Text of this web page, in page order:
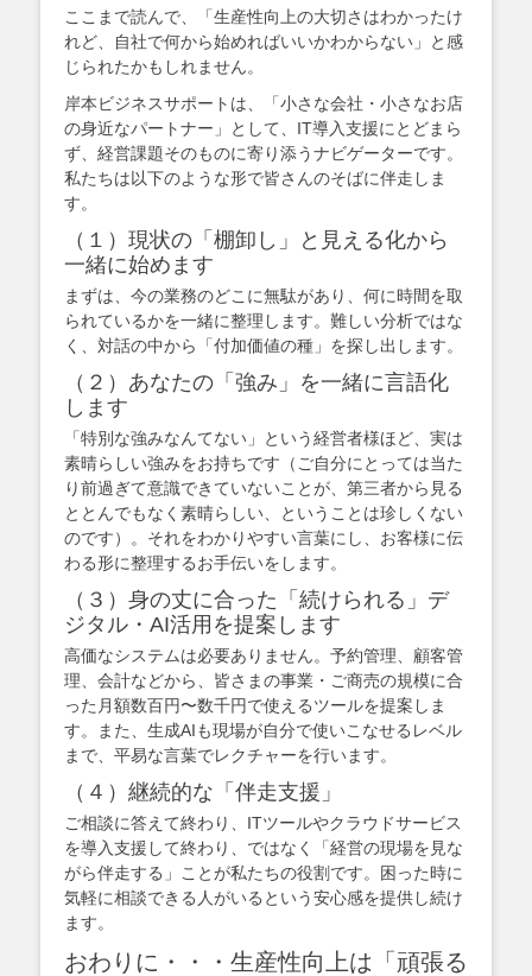
ここまで読んで、「生産性向上の大切さはわかったけ
れど、自社で何から始めればいいかわからない」と感
じられたかもしれません。
岸本ビジネスサポートは、「小さな会社・小さなお店
の身近なパートナー」として、IT導入支援にとどまら
ず、経営課題そのものに寄り添うナビゲーターです。
私たちは以下のような形で皆さんのそばに伴走しま
す。
（１）現状の「棚卸し」と見える化から
一緒に始めます
まずは、今の業務のどこに無駄があり、何に時間を取
られているかを一緒に整理します。難しい分析ではな
く、対話の中から「付加価値の種」を探し出します。
（２）あなたの「強み」を一緒に言語化
します
「特別な強みなんてない」という経営者様ほど、実は
素晴らしい強みをお持ちです（ご自分にとっては当た
り前過ぎて意識できていないことが、第三者から見る
ととんでもなく素晴らしい、ということは珍しくない
のです）。それをわかりやすい言葉にし、お客様に伝
わる形に整理するお手伝いをします。
（３）身の丈に合った「続けられる」デ
ジタル・AI活用を提案します
高価なシステムは必要ありません。予約管理、顧客管
理、会計などから、皆さまの事業・ご商売の規模に合
った月額数百円〜数千円で使えるツールを提案しま
す。また、生成AIも現場が自分で使いこなせるレベル
まで、平易な言葉でレクチャーを行います。
（４）継続的な「伴走支援」
ご相談に答えて終わり、ITツールやクラウドサービス
を導入支援して終わり、ではなく「経営の現場を見な
がら伴走する」ことが私たちの役割です。困った時に
気軽に相談できる人がいるという安心感を提供し続け
ます。
おわりに・・・生産性向上は「頑張る